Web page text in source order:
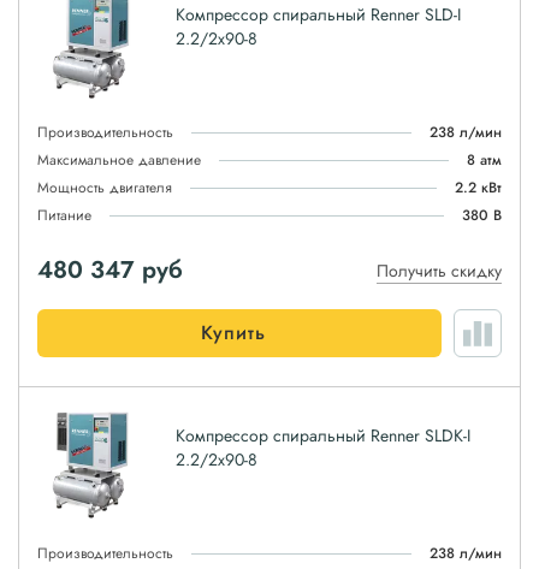
Компрессор спиральный Renner SLD-I
2.2/2x90-8
Производительность
238 л/мин
Максимальное давление
8 атм
Мощность двигателя
2.2 кВт
Питание
380 В
480 347 руб Получить скидку
Купить
Компрессор спиральный Renner SLDK-I
2.2/2x90-8
Производительность
238 л/мин